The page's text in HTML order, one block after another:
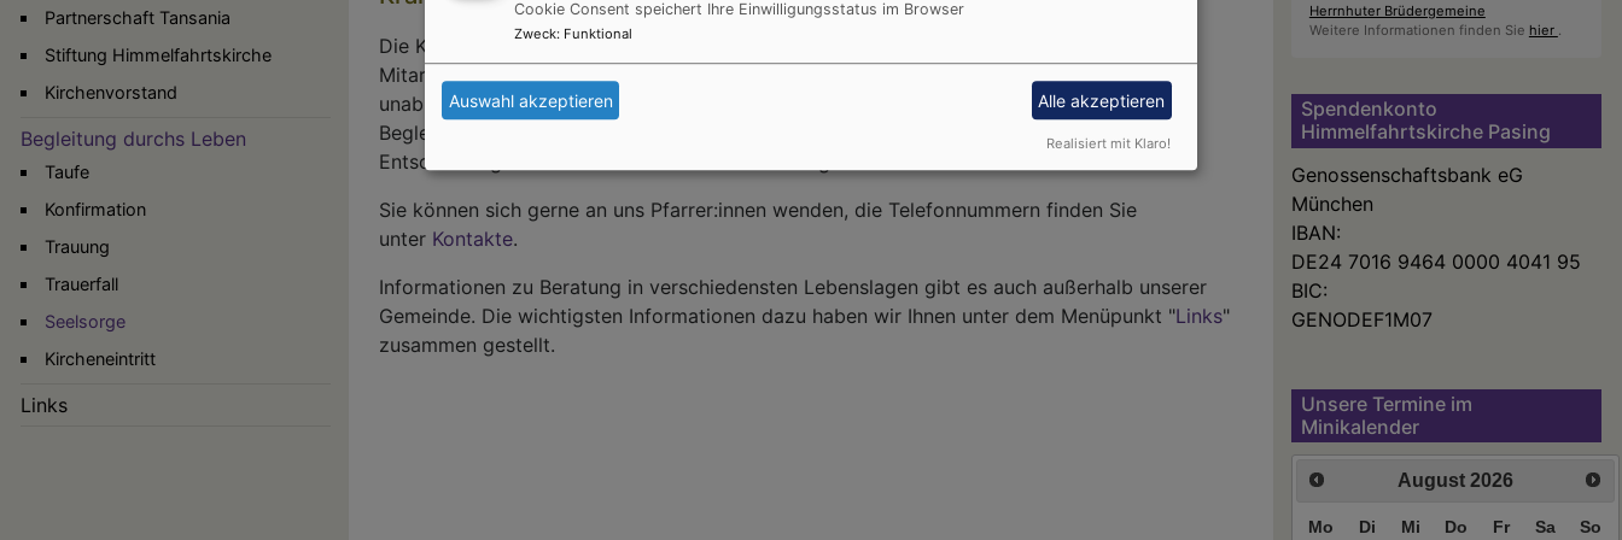
Partnerschaft Tansania
Stiftung Himmelfahrtskirche
Kirchenvorstand
Begleitung durchs Leben
Taufe
Konfirmation
Trauung
Trauerfall
Seelsorge
Kircheneintritt
Links
Die Krankenhaus-Seelsorge ist in gleicher Weise für Patient:innen, ihre Angehörigen und
Mitarbeitende des Krankenhauses da. Sie wendet sich allen Menschen im Krankenhaus
unabhängig von ihrer religiösen Prägung zu und ist für die Anliegen aller offen. Unter
Begleitung durchs Leben versteht die Krankenhaus-Seelsorge auch, jedem bei ethischen
Entscheidungen und bei medizinischen Grenzfragen beizustehen.
Sie können sich gerne an uns Pfarrer:innen wenden, die Telefonnummern finden Sie
unter Kontakte.
Informationen zu Beratung in verschiedensten Lebenslagen gibt es auch außerhalb unserer
Gemeinde. Die wichtigsten Informationen dazu haben wir Ihnen unter dem Menüpunkt "Links"
zusammen gestellt.
Herrnhuter Brüdergemeine
Weitere Informationen finden Sie hier .
Spendenkonto
Himmelfahrtskirche Pasing
Genossenschaftsbank eG
München
IBAN:
DE24 7016 9464 0000 4041 95
BIC:
GENODEF1M07
Unsere Termine im
Minikalender
August 2026
Mo Di Mi Do Fr Sa So
Cookie Consent speichert Ihre Einwilligungsstatus im Browser
Zweck: Funktional
Auswahl akzeptieren Alle akzeptieren
Realisiert mit Klaro!